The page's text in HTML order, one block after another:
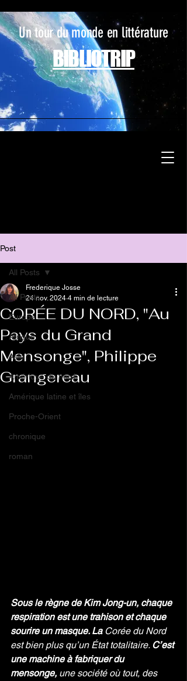
Un tour du monde en littérature
BIBLIOTRIP
Post
All Posts
Europe
Afrique
Asie
Amérique du nord
Amérique latine et îles
Proche-Orient
chronique
roman
All Posts
CORÉE DU NORD, "Au
Pays du Grand
Mensonge", Philippe
Grangereau
Frederique Josse
24 nov. 2024 4 min de lecture
Sous le règne de Kim Jong-un, chaque
respiration est une trahison et chaque
sourire un masque. La Corée du Nord
est bien plus qu’un État totalitaire. C’est
une machine à fabriquer du
mensonge, une société où tout, des